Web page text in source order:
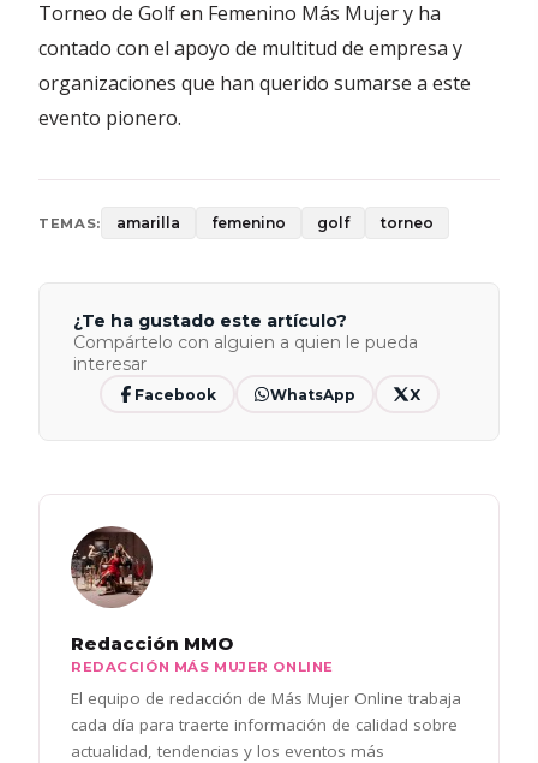
Torneo de Golf en Femenino Más Mujer y ha
contado con el apoyo de multitud de empresa y
organizaciones que han querido sumarse a este
evento pionero.
TEMAS: amarilla femenino golf torneo
¿Te ha gustado este artículo?
Compártelo con alguien a quien le pueda
interesar
Facebook WhatsApp X
Redacción MMO
REDACCIÓN MÁS MUJER ONLINE
El equipo de redacción de Más Mujer Online trabaja
cada día para traerte información de calidad sobre
actualidad, tendencias y los eventos más